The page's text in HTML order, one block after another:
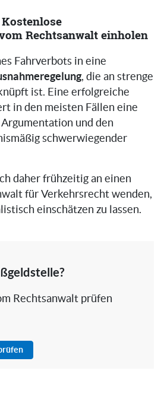
Rechtsanwalt einholen
Fahrverbots in eine
, die an strenge
ist. Eine erfolgreiche
in den meisten Fällen eine
und den
schwerwiegender
daher frühzeitig an einen
für Verkehrsrecht wenden,
einschätzen zu lassen.
Rechtsanwalt prüfen